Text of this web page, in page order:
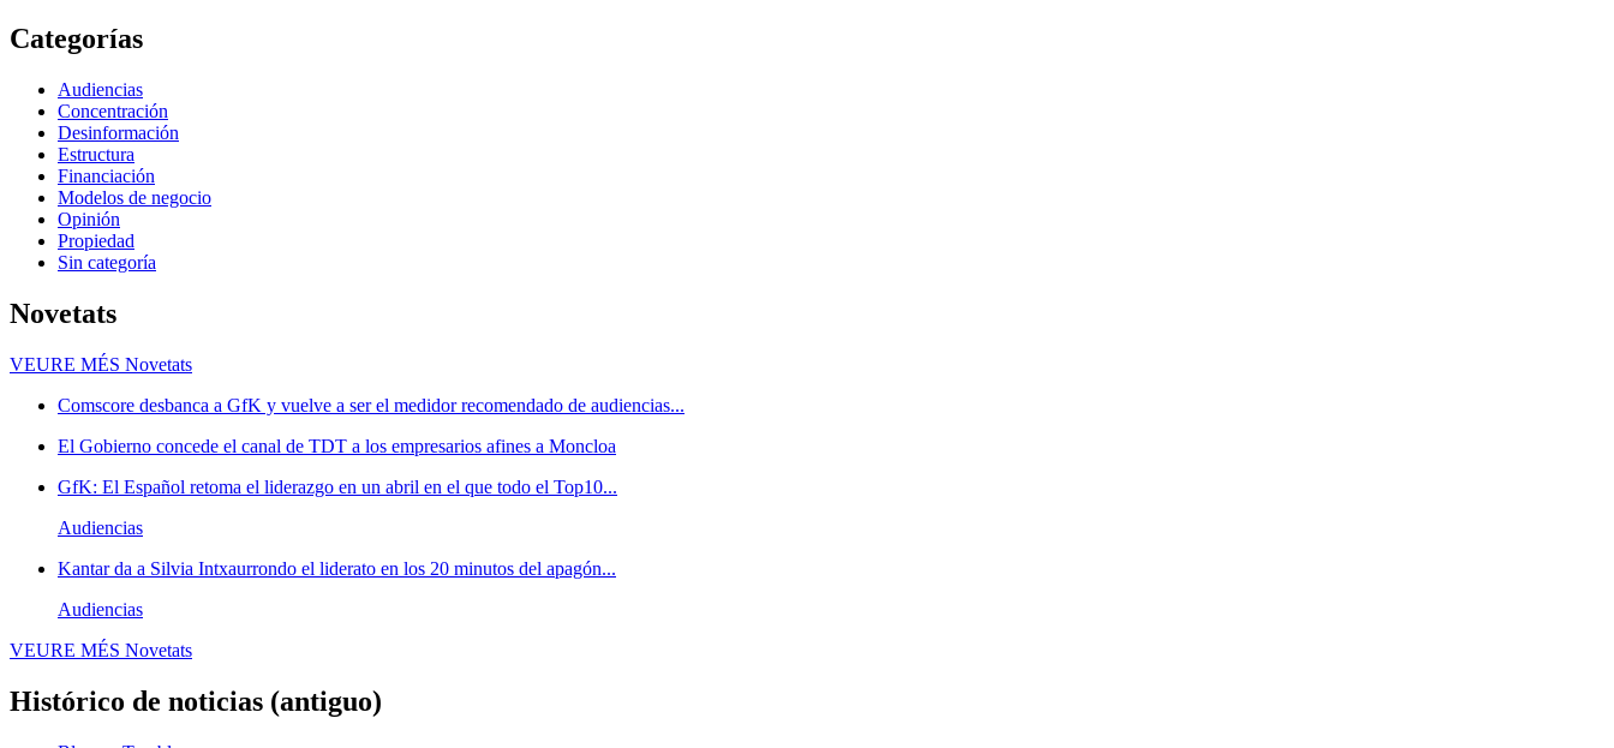
Categorías
Audiencias
Concentración
Desinformación
Estructura
Financiación
Modelos de negocio
Opinión
Propiedad
Sin categoría
Novetats
VEURE MÉS Novetats
Comscore desbanca a GfK y vuelve a ser el medidor recomendado de audiencias...
El Gobierno concede el canal de TDT a los empresarios afines a Moncloa
GfK: El Español retoma el liderazgo en un abril en el que todo el Top10...
Audiencias
Kantar da a Silvia Intxaurrondo el liderato en los 20 minutos del apagón...
Audiencias
VEURE MÉS Novetats
Histórico de noticias (antiguo)